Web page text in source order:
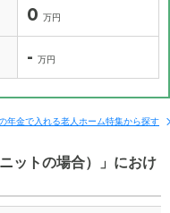
0 万円
- 万円
年金で入れる老人ホーム特集から探す
ットの場合）」におけ